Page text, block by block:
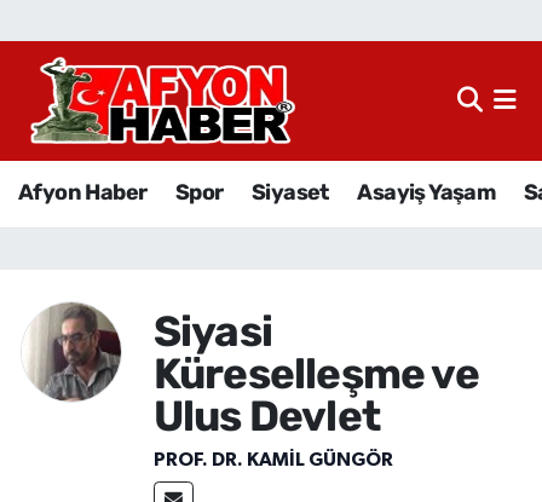
Afyon Haber Spor Siyaset Asayiş Yaşam
Siyasi
Küreselleşme ve
Ulus Devlet
PROF. DR. KAMIL GÜNGÖR
Afyon Haber
Sağlık
Eğitim
Sivil Toplum